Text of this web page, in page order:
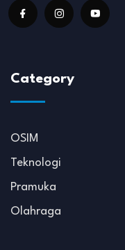
Category
OSIM
Teknologi
Pramuka
Olahraga